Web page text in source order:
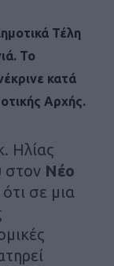
Τέλη
Το
κατά
Αρχής.
Ηλίας
στον Νέο
σε μια